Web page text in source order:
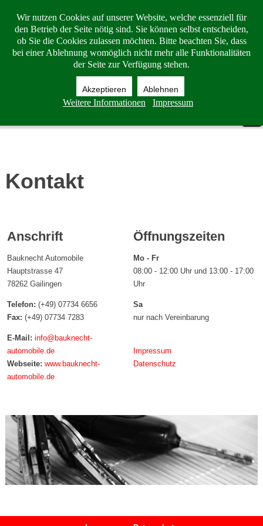
Kontakt
Anschrift
Bauknecht Automobile
Hauptstrasse 47
78262 Gailingen
Telefon: (+49) 07734 6656
Fax: (+49) 07734 7283
E-Mail: info@bauknecht-
automobile.de
Webseite: www.bauknecht-
automobile.de
Öffnungszeiten
Mo - Fr
08:00 - 12:00 Uhr und 13:00 - 17:00
Uhr
Sa
nur nach Vereinbarung
Impressum
Datenschutz
Wir nutzen Cookies auf unserer Website, welche essenziell für
den Betrieb der Seite nötig sind. Sie können selbst entscheiden,
ob Sie die Cookies zulassen möchten. Bitte beachten Sie, dass
bei einer Ablehnung womöglich nicht mehr alle Funktionalitäten
der Seite zur Verfügung stehen.
Akzeptieren Ablehnen
Weitere Informationen Impressum